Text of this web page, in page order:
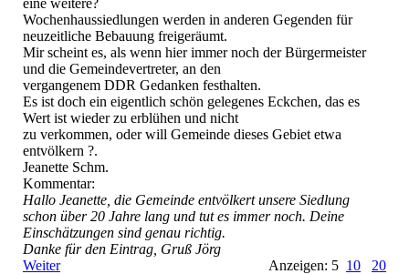
eine weitere?
Wochenhaussiedlungen werden in anderen Gegenden für
neuzeitliche Bebauung freigeräumt.
Mir scheint es, als wenn hier immer noch der Bürgermeister
und die Gemeindevertreter, an den
vergangenem DDR Gedanken festhalten.
Es ist doch ein eigentlich schön gelegenes Eckchen, das es
Wert ist wieder zu erblühen und nicht
zu verkommen, oder will Gemeinde dieses Gebiet etwa
entvölkern ?.
Jeanette Schm.
Kommentar:
Hallo Jeanette, die Gemeinde entvölkert unsere Siedlung
schon über 20 Jahre lang und tut es immer noch. Deine
Einschätzungen sind genau richtig.
Danke für den Eintrag, Gruß Jörg
Weiter
Anzeigen: 5 10 20